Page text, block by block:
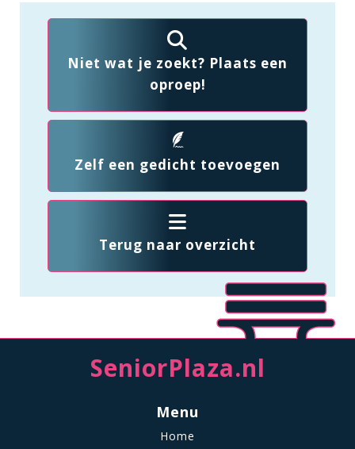
Niet wat je zoekt? Plaats een
oproep!
Zelf een gedicht toevoegen
Terug naar overzicht
SeniorPlaza.nl
Menu
Home